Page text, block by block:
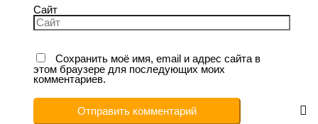
Сайт
Сохранить моё имя, email и адрес сайта в
этом браузере для последующих моих
комментариев.